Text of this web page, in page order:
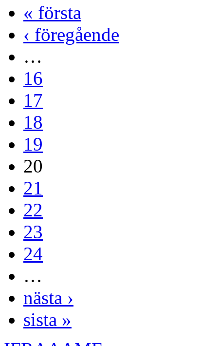
« första
‹ föregående
…
16
17
18
19
20
21
22
23
24
…
nästa ›
sista »